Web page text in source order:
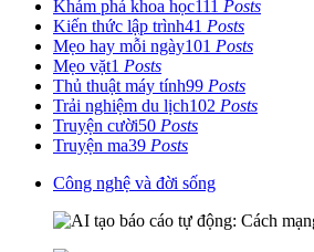
Khám phá khoa học111 Posts
Kiến thức lập trình41 Posts
Mẹo hay mỗi ngày101 Posts
Mẹo vặt1 Posts
Thủ thuật máy tính99 Posts
Trải nghiệm du lịch102 Posts
Truyện cười50 Posts
Truyện ma39 Posts
Công nghệ và đời sống